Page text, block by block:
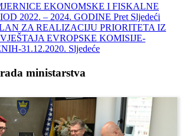
EKONOMSKE I FISKALNE
2022. – 2024. GODINE Pret Sljedeći
ZA REALIZACIJU PRIORITETA IZ
EVROPSKE KOMISIJE-
31.12.2020. Sljedeće
ministarstva